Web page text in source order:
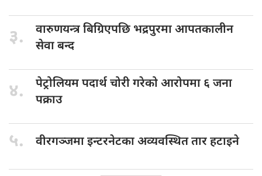
३. वारुणयन्त्र बिग्रिएपछि भद्रपुरमा आपतकालीन
सेवा बन्द
४. पेट्रोलियम पदार्थचोरी गरेको आरोपमा ६ जना
पक्राउ
५. वीरगञ्जमा इन्टरनेटकाअव्यवस्थित तार हटाइने